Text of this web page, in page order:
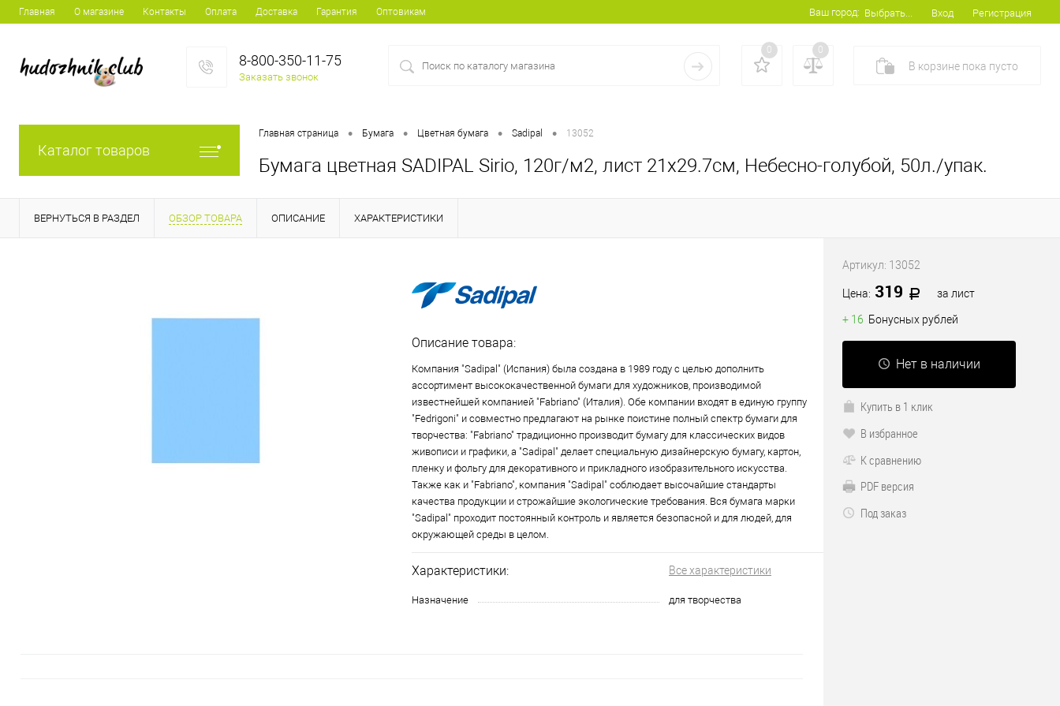
Главная О магазине Контакты Оплата Доставка Гарантия Оптовикам Ваш город: Выбрать... Вход Регистрация
8-800-350-11-75
Заказать звонок
0 0
В корзине пока пусто
Каталог товаров
Главная страница • Бумага • Цветная бумага • Sadipal • 13052
Бумага цветная SADIPAL Sirio, 120г/м2, лист 21х29.7см, Небесно-голубой, 50л./упак.
ВЕРНУТЬСЯ В РАЗДЕЛ ОБЗОР ТОВАРА ОПИСАНИЕ ХАРАКТЕРИСТИКИ
Описание товара:
Компания "Sadipal" (Испания) была создана в 1989 году с целью дополнить
ассортимент высококачественной бумаги для художников, производимой
известнейшей компанией "Fabriano" (Италия). Обе компании входят в единую группу
"Fedrigoni" и совместно предлагают на рынке поистине полный спектр бумаги для
творчества: "Fabriano" традиционно производит бумагу для классических видов
живописи и графики, а "Sadipal" делает специальную дизайнерскую бумагу, картон,
пленку и фольгу для декоративного и прикладного изобразительного искусства.
Также как и "Fabriano", компания "Sadipal" соблюдает высочайшие стандарты
качества продукции и строжайшие экологические требования. Вся бумага марки
"Sadipal" проходит постоянный контроль и является безопасной и для людей, для
окружающей среды в целом.
Характеристики: Все характеристики
Назначение для творчества
Артикул: 13052
Цена: 319 за лист
+ 16 Бонусных рублей
Нет в наличии
Купить в 1 клик
В избранное
К сравнению
PDF версия
Под заказ